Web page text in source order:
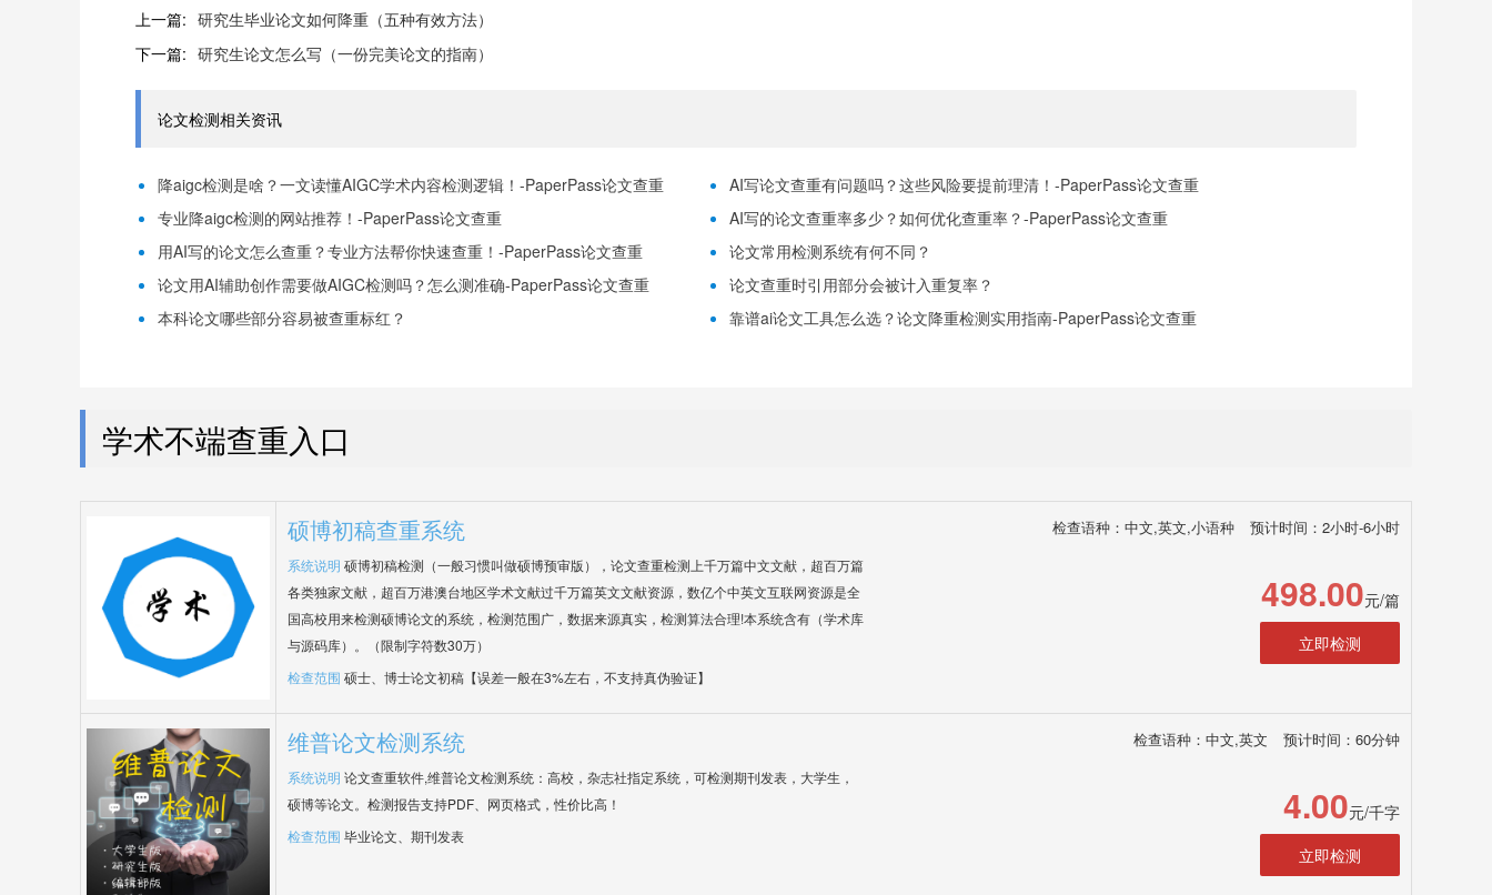
上一篇: 研究生毕业论文如何降重（五种有效方法）
下一篇: 研究生论文怎么写（一份完美论文的指南）
论文检测相关资讯
降aigc检测是啥？一文读懂AIGC学术内容检测逻辑！-PaperPass论文查重
AI写论文查重有问题吗？这些风险要提前理清！-PaperPass论文查重
专业降aigc检测的网站推荐！-PaperPass论文查重
AI写的论文查重率多少？如何优化查重率？-PaperPass论文查重
用AI写的论文怎么查重？专业方法帮你快速查重！-PaperPass论文查重
论文常用检测系统有何不同？
论文用AI辅助创作需要做AIGC检测吗？怎么测准确-PaperPass论文查重
论文查重时引用部分会被计入重复率？
本科论文哪些部分容易被查重标红？
靠谱ai论文工具怎么选？论文降重检测实用指南-PaperPass论文查重
学术不端查重入口
硕博初稿查重系统 检查语种：中文,英文,小语种 预计时间：2小时-6小时
系统说明 硕博初稿检测（一般习惯叫做硕博预审版），论文查重检测上千万篇中文文献，超百万篇
各类独家文献，超百万港澳台地区学术文献过千万篇英文文献资源，数亿个中英文互联网资源是全
国高校用来检测硕博论文的系统，检测范围广，数据来源真实，检测算法合理!本系统含有（学术库
与源码库）。（限制字符数30万）
检查范围 硕士、博士论文初稿【误差一般在3%左右，不支持真伪验证】
498.00元/篇
立即检测
维普论文检测系统 检查语种：中文,英文 预计时间：60分钟
系统说明 论文查重软件,维普论文检测系统：高校，杂志社指定系统，可检测期刊发表，大学生，
硕博等论文。检测报告支持PDF、网页格式，性价比高！
检查范围 毕业论文、期刊发表
4.00元/千字
立即检测